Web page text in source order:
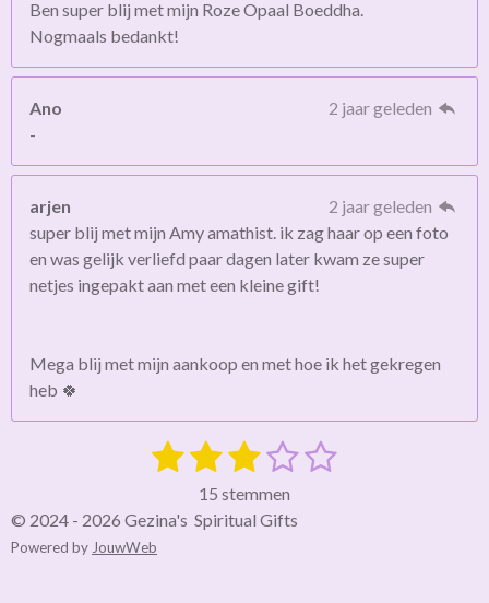
Ben super blij met mijn Roze Opaal Boeddha.
Nogmaals bedankt!
Ano
2 jaar geleden
-
arjen
2 jaar geleden
super blij met mijn Amy amathist. ik zag haar op een foto
en was gelijk verliefd paar dagen later kwam ze super
netjes ingepakt aan met een kleine gift!
Mega blij met mijn aankoop en met hoe ik het gekregen
heb 🍀
i
n
1
t
e
2
s
t
3
s
t
4
s
t
5
15 stemmen
© 2024 - 2026 Gezina's Spiritual Gifts
Powered by JouwWeb